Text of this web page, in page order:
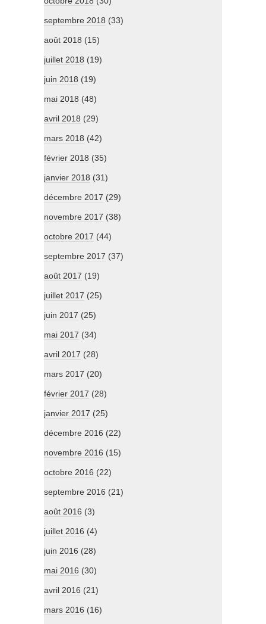
septembre 2018 (33)
août 2018 (15)
juillet 2018 (19)
juin 2018 (19)
mai 2018 (48)
avril 2018 (29)
mars 2018 (42)
février 2018 (35)
janvier 2018 (31)
décembre 2017 (29)
novembre 2017 (38)
octobre 2017 (44)
septembre 2017 (37)
août 2017 (19)
juillet 2017 (25)
juin 2017 (25)
mai 2017 (34)
avril 2017 (28)
mars 2017 (20)
février 2017 (28)
janvier 2017 (25)
décembre 2016 (22)
novembre 2016 (15)
octobre 2016 (22)
septembre 2016 (21)
août 2016 (3)
juillet 2016 (4)
juin 2016 (28)
mai 2016 (30)
avril 2016 (21)
mars 2016 (16)